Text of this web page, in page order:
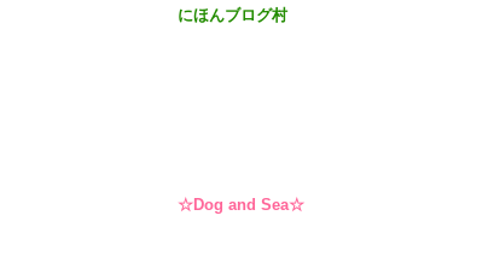
にほんブログ村
☆Dog and Sea☆